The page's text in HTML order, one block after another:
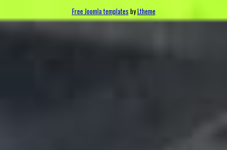
Free Joomla templates byLtheme